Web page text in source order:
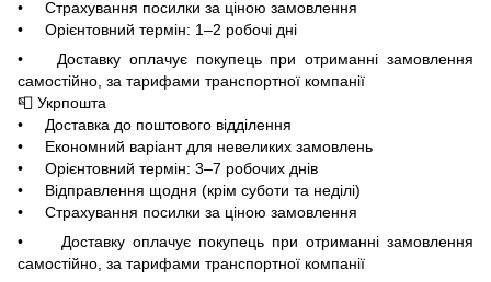
• Страхування посилки за ціною замовлення
• Орієнтовний термін: 1–2 робочі дні
• Доставку оплачує покупець при отриманні замовлення
самостійно, за тарифами транспортної компанії
📮 Укрпошта
• Доставка до поштового відділення
• Економний варіант для невеликих замовлень
• Орієнтовний термін: 3–7 робочих днів
• Відправлення щодня (крім суботи та неділі)
• Страхування посилки за ціною замовлення
• Доставку оплачує покупець при отриманні замовлення
самостійно, за тарифами транспортної компанії